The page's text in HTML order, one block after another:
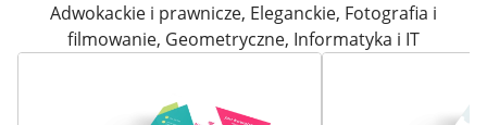
Adwokackie i prawnicze, Eleganckie, Fotografia i
filmowanie, Geometryczne, Informatyka i IT